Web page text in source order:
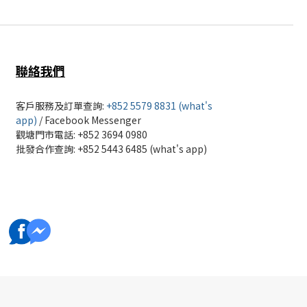
聯絡我們
客戶服務及訂單查詢: +852 5579 8831 (what's
app) /Facebook Messenger
觀塘門市電話: +852 3694 0980
批發合作查詢: +852 5443 6485 (what's app)